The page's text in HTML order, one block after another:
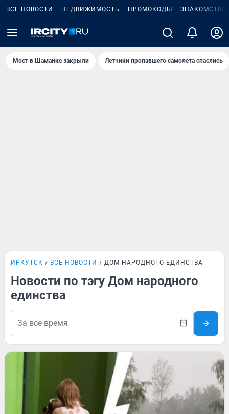
ВСЕ НОВОСТИ НЕДВИЖИМОСТЬ ПРОМОКОДЫ ЗНАКОМСТВА
Мост в Шаманке закрыли Летчики пропавшего самолета спаслись
ИРКУТСК ВСЕ НОВОСТИ ДОМ НАРОДНОГО ЕДИНСТВА
Новости по тэгу Дом народного
единства